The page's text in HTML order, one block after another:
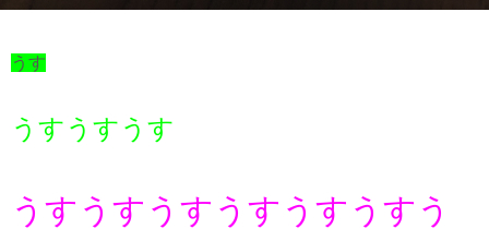
うす
うすうすうす
うすうすうすうすうすうすう